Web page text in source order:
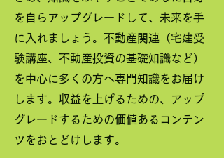
を自らアップグレードして、未来を手
に入れましょう。不動産関連（宅建受
験講座、不動産投資の基礎知識など）
を中心に多くの方へ専門知識をお届け
します。収益を上げるための、アップ
グレードするための価値あるコンテン
ツをおとどけします。